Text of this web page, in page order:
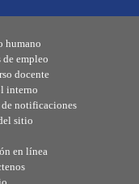
humano
de empleo
docente
interno
notificaciones
sitio
en línea